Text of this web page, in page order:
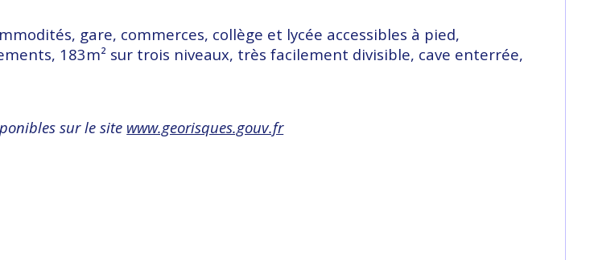
gare, commerces, collège et lycée accessibles à pied,
183m² sur trois niveaux, très facilement divisible, cave enterrée,
sur le site www.georisques.gouv.fr